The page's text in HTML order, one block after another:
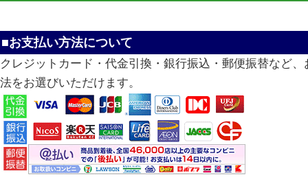
■お支払い方法について
クレジットカード・代金引換・銀行振込・郵便振替など
法をお選びいただけます。